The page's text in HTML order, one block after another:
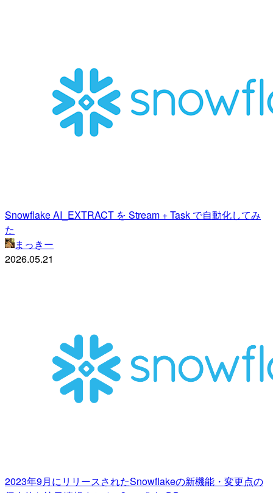
Snowflake AI_EXTRACT を Stream + Task で自動化してみ
た
まっきー
2026.05.21
2023年9月にリリースされたSnowflakeの新機能・変更点の